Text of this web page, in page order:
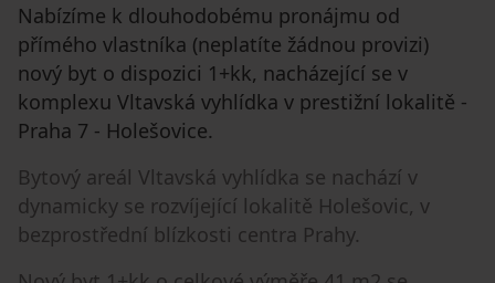
Nabízíme k dlouhodobému pronájmu od
přímého vlastníka (neplatíte žádnou provizi)
nový byt o dispozici 1+kk, nacházející se v
komplexu Vltavská vyhlídka v prestižní lokalitě -
Praha 7 - Holešovice.
Bytový areál Vltavská vyhlídka se nachází v
dynamicky se rozvíjející lokalitě Holešovic, v
bezprostřední blízkosti centra Prahy.